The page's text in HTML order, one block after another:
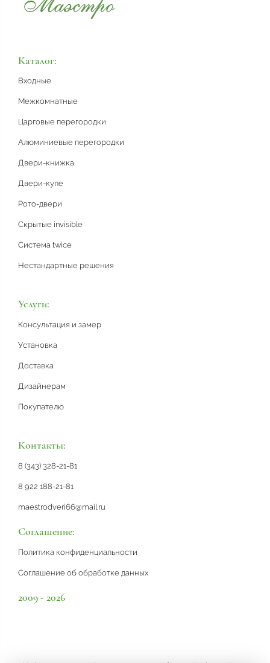
Каталог:
Входные
Межкомнатные
Царговые перегородки
Алюминиевые перегородки
Двери-книжка
Двери-купе
Рото-двери
Скрытые invisible
Система twice
Нестандартные решения
Услуги:
Консультация и замер
Установка
Доставка
Дизайнерам
Покупателю
Контакты:
8 (343) 328-21-81
8 922 188-21-81
maestrodveri66@mail.ru
Соглашение:
Политика конфиденциальности
Соглашение об обработке данных
2009 - 2026